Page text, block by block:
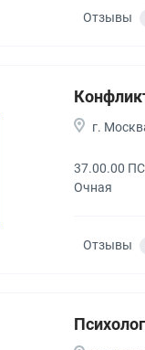
Отзывы
г.
37.00.00
Очная
Отзывы